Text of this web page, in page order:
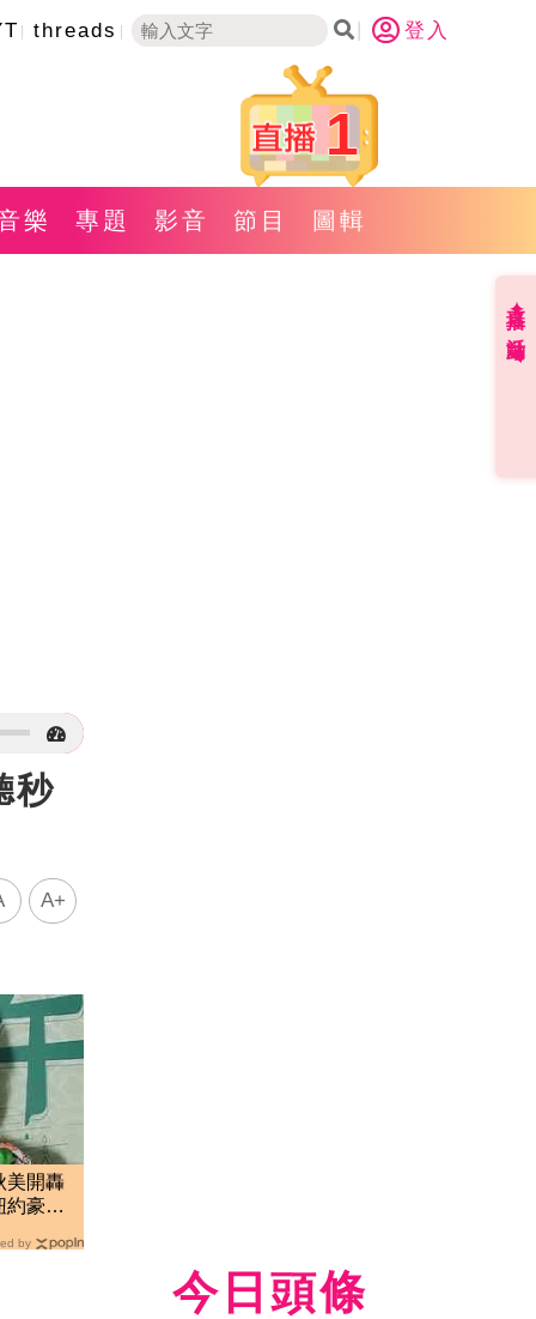
threads 登入
1
樂 專題 影音 節目 圖輯
秒
A+
美開轟
約豪宅
by
今日頭條
直播✦活動